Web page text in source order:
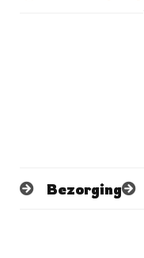
Bezorging